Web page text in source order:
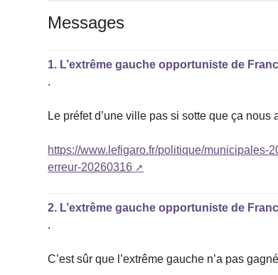
Messages
1. L’extrême gauche opportuniste de
.
Le préfet d’une ville pas si sotte que ça
https://www.lefigaro.fr/politique/municipales-
erreur-20260316
2. L’extrême gauche opportuniste de
.
C’est sûr que l’extrême gauche n’a pas